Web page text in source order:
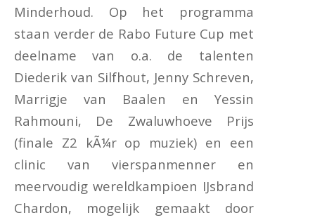
Minderhoud. Op het programma
staan verder de Rabo Future Cup met
deelname van o.a. de talenten
Diederik van Silfhout, Jenny Schreven,
Marrigje van Baalen en Yessin
Rahmouni, De Zwaluwhoeve Prijs
(finale Z2 kÃ¼r op muziek) en een
clinic van vierspanmenner en
meervoudig wereldkampioen IJsbrand
Chardon, mogelijk gemaakt door